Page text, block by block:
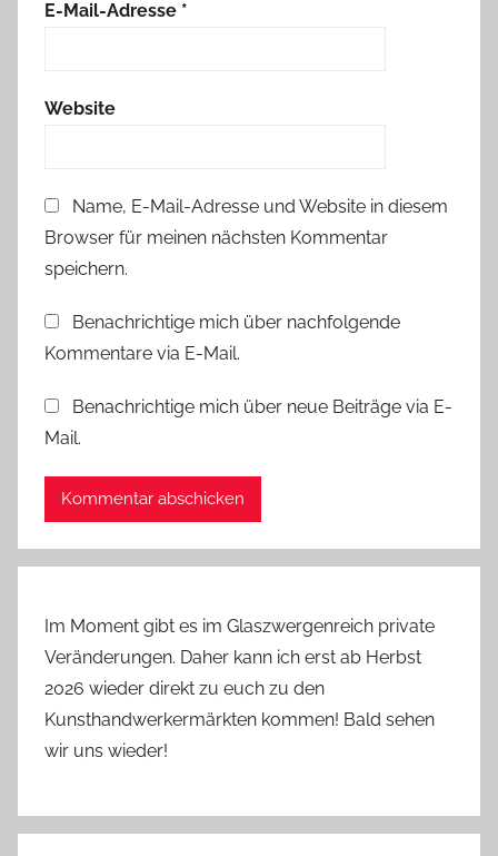
E-Mail-Adresse *
Website
Name, E-Mail-Adresse und Website in diesem
Browser für meinen nächsten Kommentar
speichern.
Benachrichtige mich über nachfolgende
Kommentare via E-Mail.
Benachrichtige mich über neue Beiträge via E-
Mail.
Im Moment gibt es im Glaszwergenreich private
Veränderungen. Daher kann ich erst ab Herbst
2026 wieder direkt zu euch zu den
Kunsthandwerkermärkten kommen! Bald sehen
wir uns wieder!